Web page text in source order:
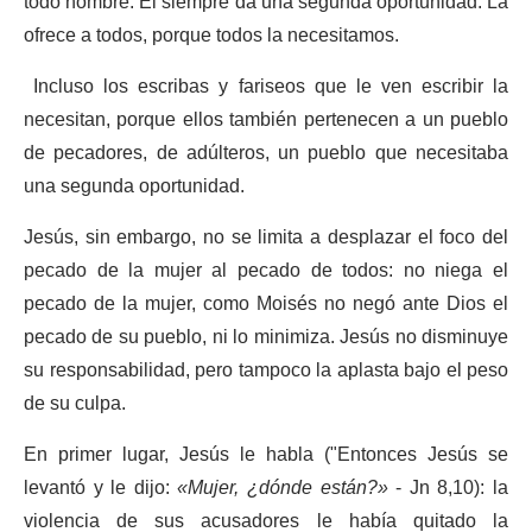
ofrece a todos, porque todos la necesitamos.
Incluso los escribas y fariseos que le ven escribir la
necesitan, porque ellos también pertenecen a un pueblo
de pecadores, de adúlteros, un pueblo que necesitaba
una segunda oportunidad.
Jesús, sin embargo, no se limita a desplazar el foco del
pecado de la mujer al pecado de todos: no niega el
pecado de la mujer, como Moisés no negó ante Dios el
pecado de su pueblo, ni lo minimiza. Jesús no disminuye
su responsabilidad, pero tampoco la aplasta bajo el peso
de su culpa.
En primer lugar, Jesús le habla ("Entonces Jesús se
levantó y le dijo:«Mujer, ¿dónde están?»- Jn 8,10): la
violencia de sus acusadores le había quitado la